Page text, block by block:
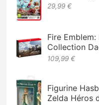
29,99 €
Fire Emblem:
Collection
109,99 €
Figurine
Zelda Héros